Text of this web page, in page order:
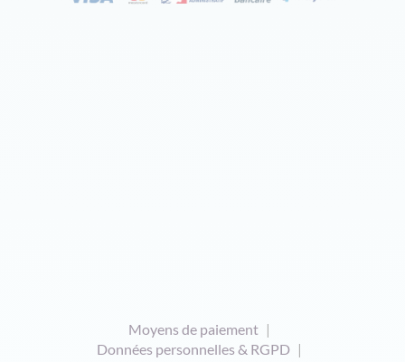
Moyens de paiement
Données personnelles & RGPD